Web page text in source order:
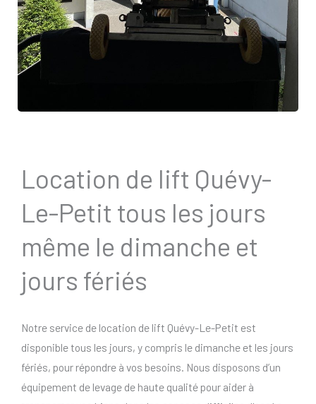
Location de lift Quévy-
Le-Petit tous les jours
même le dimanche et
jours fériés
Notre service de location de lift Quévy-Le-Petit est
disponible tous les jours, y compris le dimanche et les jours
fériés, pour répondre à vos besoins. Nous disposons d’un
équipement de levage de haute qualité pour aider à